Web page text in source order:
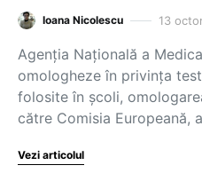
Ioana Nicolescu 13
Agenția Națională a
omologheze în privința
folosite în școli,
către Comisia Europeană,
Vezi articolul